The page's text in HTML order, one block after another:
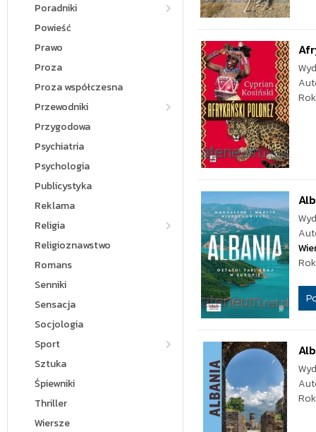
Poradniki
Powieść
Prawo
Proza
Proza współczesna
Przewodniki
Przygodowa
Psychiatria
Psychologia
Publicystyka
Reklama
Religia
Religioznawstwo
Romans
Senniki
Sensacja
Socjologia
Sport
Sztuka
Śpiewniki
Thriller
Wiersze